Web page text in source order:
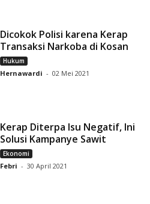
Dicokok Polisi karena Kerap
Transaksi Narkoba di Kosan
Hukum
Hernawardi - 02 Mei 2021
Kerap Diterpa Isu Negatif, Ini
Solusi Kampanye Sawit
Ekonomi
Febri - 30 April 2021